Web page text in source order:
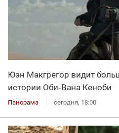
Юэн Макгрегор видит
истории Оби‑Вана Кеноби
Панорама сегодня, 18:00